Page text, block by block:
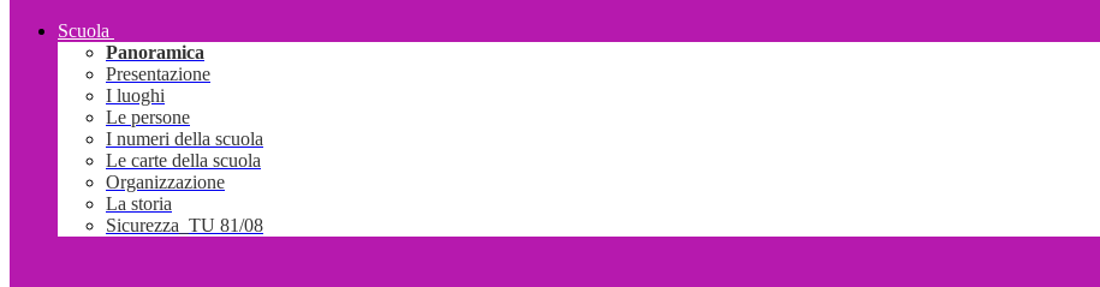
Scuola
Panoramica
Presentazione
I luoghi
Le persone
I numeri della scuola
Le carte della scuola
Organizzazione
La storia
Sicurezza_TU 81/08